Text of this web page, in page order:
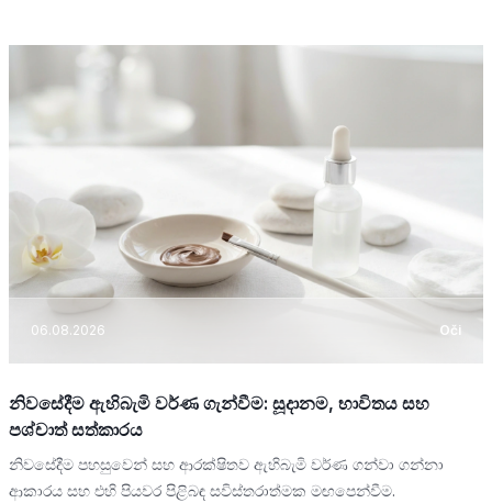
06.08.2026 Oči
නිවසේදීම ඇහිබැමි වර්ණ ගැන්වීම: සූදානම, භාවිතය සහ
පශ්චාත් සත්කාරය
නිවසේදීම පහසුවෙන් සහ ආරක්ෂිතව ඇහිබැමි වර්ණ ගන්වා ගන්නා
ආකාරය සහ එහි පියවර පිළිබඳ සවිස්තරාත්මක මඟපෙන්වීම.